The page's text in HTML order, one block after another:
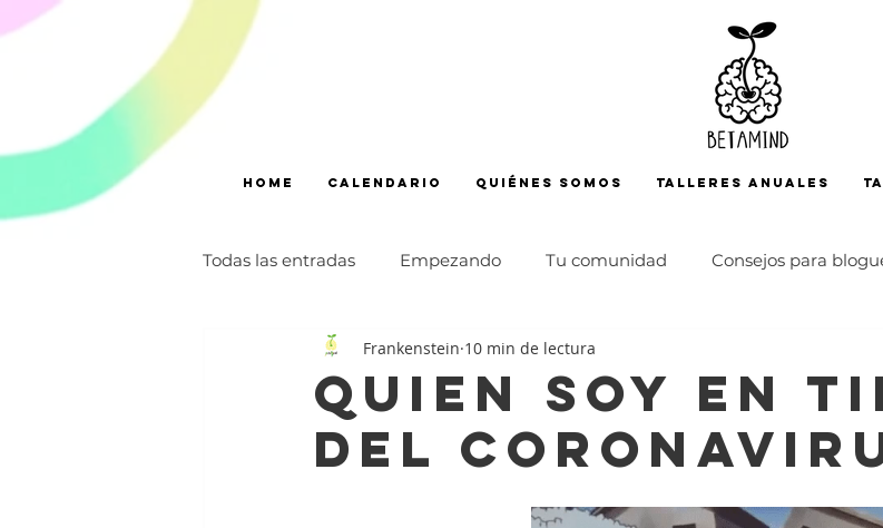
Home CALENDARIO Quiénes somos TALLERES ANUALES
Todas las entradas Empezando Tu comunidad Consejos para
coronavirus talleres docencia
monólogo pensamiento
quien soy en
del
Frankenstein 10 min de lectura